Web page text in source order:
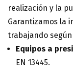
realización y la
Garantizamos la
trabajando
Equipos a
EN 13445.